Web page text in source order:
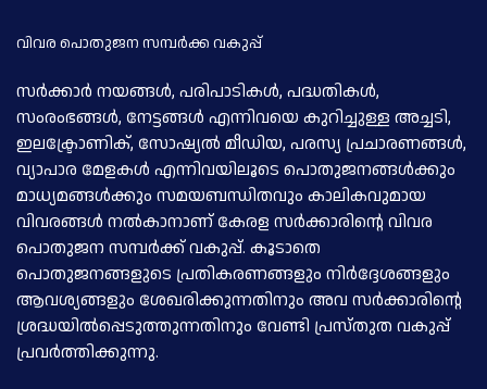
വിവര പൊതുജന സമ്പര്‍ക്ക വകുപ്പ്
സര്‍ക്കാര്‍ നയങ്ങള്‍, പരിപാടികള്‍, പദ്ധതികള്‍,
സംരംഭങ്ങള്‍, നേട്ടങ്ങള്‍ എന്നിവയെ കുറിച്ചുള്ള അച്ചടി,
ഇലക്ട്രോണിക്, സോഷ്യല്‍ മീഡിയ, പരസ്യ പ്രചാരണങ്ങള്‍,
വ്യാപാര മേളകള്‍ എന്നിവയിലൂടെ പൊതുജനങ്ങള്‍ക്കും
മാധ്യമങ്ങള്‍ക്കും സമയബന്ധിതവും കാലികവുമായ
വിവരങ്ങള്‍ നല്‍കാനാണ് കേരള സര്‍ക്കാരിന്റെ വിവര
പൊതുജന സമ്പര്‍ക്ക് വകുപ്പ്. കൂടാതെ
പൊതുജനങ്ങളുടെ പ്രതികരണങ്ങളും നിര്‍ദ്ദേശങ്ങളും
ആവശ്യങ്ങളും ശേഖരിക്കുന്നതിനും അവ സര്‍ക്കാരിന്റെ
ശ്രദ്ധയില്‍പ്പെടുത്തുന്നതിനും വേണ്ടി പ്രസ്തുത വകുപ്പ്
പ്രവര്‍ത്തിക്കുന്നു.